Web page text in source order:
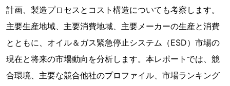
計画、製造プロセスとコスト構造についても考察します。
主要生産地域、主要消費地域、主要メーカーの生産と消費
とともに、オイル＆ガス緊急停止システム（ESD）市場の
現在と将来の市場動向を分析します。本レポートでは、競
合環境、主要な競合他社のプロファイル、市場ランキング